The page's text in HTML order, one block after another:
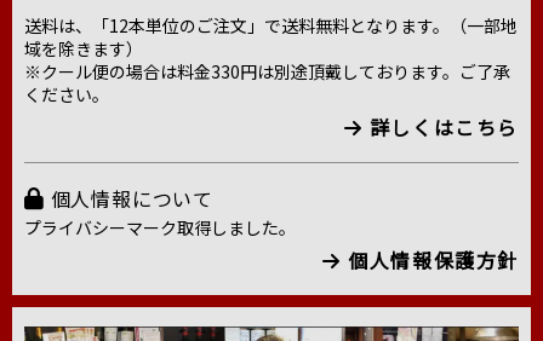
送料は、「12本単位のご注文」で送料無料となります。（一部地
域を除きます）
※クール便の場合は料金330円は別途頂戴しております。ご了承
ください。
詳しくはこちら
個人情報について
プライバシーマーク取得しました。
個人情報保護方針